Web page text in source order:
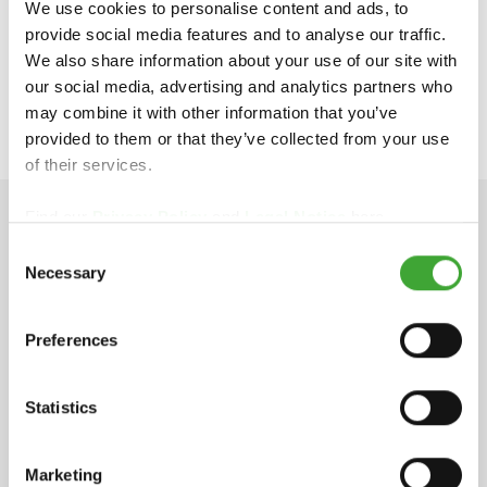
We use cookies to personalise content and ads, to
provide social media features and to analyse our traffic.
We also share information about your use of our site with
our social media, advertising and analytics partners who
may combine it with other information that you’ve
provided to them or that they’ve collected from your use
of their services.
Selection
Necessary
Preferences
Statistics
Marketing
CON EL MAYORISTA O DISTRIBUIDOR
ESPECIALIZADO DE SU LOCALIDAD:
Ficha de Datos de Seguridad
pdf, 189 KB